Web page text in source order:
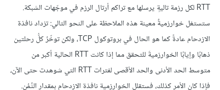
RTT لكل رزمة تاليةٍ يرسلها مع تراكم أرتال الرزم في موجّهات الشبكة.
ستستغل خوارزميةٌ معينة هذه الملاحظة على النحو التالي: تزداد نافذة
الازدحام عادةً كما هو الحال في بروتوكول TCP، ولكن توخّرُ كلُّ رحلتين
ذهابًا وإيابًا الخوارزميةَ للتحقق مما إذا كانت RTT الحالية أكبر من
متوسط الحد الأدنى والحد الأقصى لفترات RTT التي شوهدت حتى الآن،
فإذا كان الأمر كذلك، فستقلل الخوارزمية نافذة الازدحام بمقدار الثُمُن.